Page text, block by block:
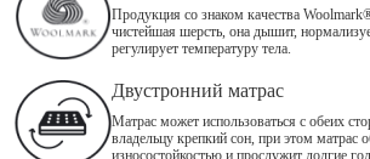
Продукция со знаком качества
чистейшая шерсть, она дышит,
регулирует температуру тела.
Двустронний матрас
Матрас может использоваться с обеих
владельцу крепкий сон, при этом матрас
износостойкостью и прослужит долгие